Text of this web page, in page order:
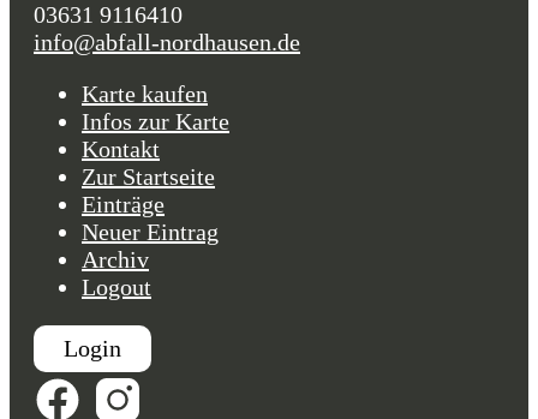
03631 9116410
info@abfall-nordhausen.de
Karte kaufen
Infos zur Karte
Kontakt
Zur Startseite
Einträge
Neuer Eintrag
Archiv
Logout
Login